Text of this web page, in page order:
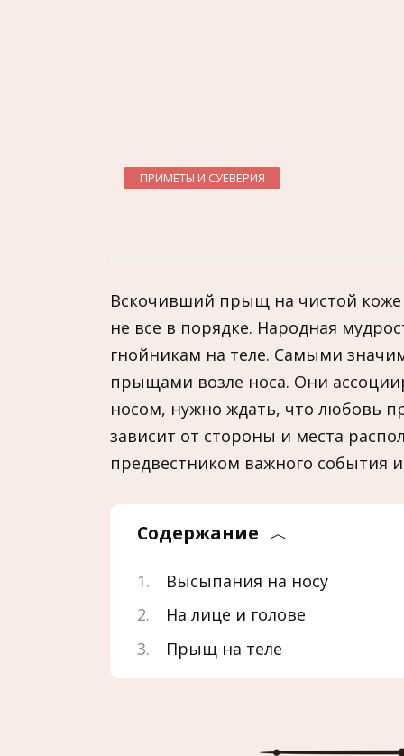
ПРИМЕТЫ И СУЕВЕРИЯ
Вскочивший прыщ на чистой коже
не все в порядке. Народная
гнойникам на теле. Самыми
прыщами возле носа. Они
носом, нужно ждать, что любовь
зависит от стороны и места
предвестником важного события
Содержание
Высыпания на носу
На лице и голове
Прыщ на теле